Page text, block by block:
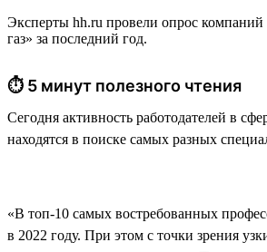
Эксперты hh.ru провели опрос компаний
газ» за последний год.
⏱ 5 минут полезного чтения
Сегодня активность работодателей в
находятся в поиске самых разных
«В топ-10 самых востребованных
в 2022 году. При этом с точки зрения